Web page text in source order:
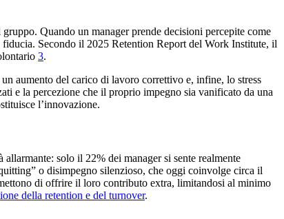
Quando un manager prende decisioni percepite come
fiducia. Secondo il 2025 Retention Report del Work Institute, il
3.
aumento del carico di lavoro correttivo e, infine, lo stress
e la percezione che il proprio impegno sia vanificato da una
l’innovazione.
solo il 22% dei manager si sente realmente
o disimpegno silenzioso, che oggi coinvolge circa il
di offrire il loro contributo extra, limitandosi al minimo
della retention e del turnover.